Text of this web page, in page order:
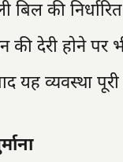
की
की देरी होने
यह व्यवस्था